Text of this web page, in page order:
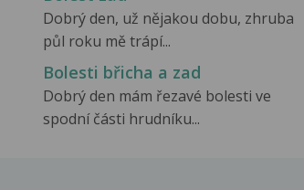
Dobrý den, už nějakou dobu, zhruba
půl roku mě trápí...
Bolesti břicha a zad
Dobrý den mám řezavé bolesti ve
spodní části hrudníku...